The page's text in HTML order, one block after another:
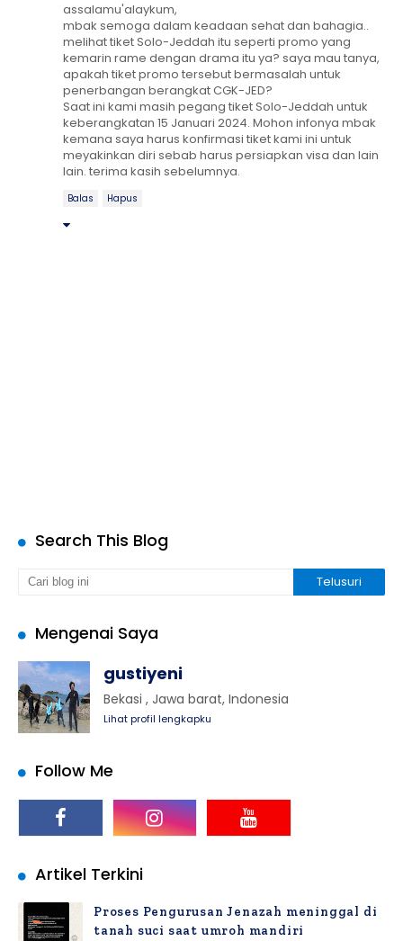
assalamu'alaykum,
mbak semoga dalam keadaan sehat dan bahagia..
melihat tiket Solo-Jeddah itu seperti promo yang
kemarin rame dengan drama itu ya? saya mau tanya,
apakah tiket promo tersebut bermasalah untuk
penerbangan berangkat CGK-JED?
Saat ini kami masih pegang tiket Solo-Jeddah untuk
keberangkatan 15 Januari 2024. Mohon infonya mbak
kemana saya harus konfirmasi tiket kami ini untuk
meyakinkan diri sebab harus persiapkan visa dan lain
lain. terima kasih sebelumnya.
Balas Hapus
Search This Blog
Mengenai Saya
gustiyeni
Bekasi , Jawa barat, Indonesia
Lihat profil lengkapku
Follow Me
Artikel Terkini
Proses Pengurusan Jenazah meninggal di
tanah suci saat umroh mandiri